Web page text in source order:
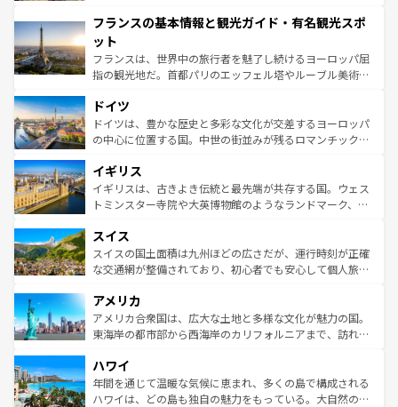
ませてくれるイタリアで、忘れられない旅をしてみよう！
なお、新着のイタリア情報は
しい。
文化が根付くこの国では、情熱的なフラメンコ、熱気あふ
れる闘牛、そして美味しいタパスが生活の一部となってい
る。首都マドリードの洗練された雰囲気や、バルセロナの
アートに溢れた街角から、地方では古代ローマ遺跡や中世
せる。地方によって風土や気候が異なるスペインはその個
性で訪れる人を魅了する。 なお、新着のスペイン情報は コ
ンテンツ一覧を参照してほしい。
フランスの基本情報と観光ガイド・有名観光スポ
ット
フランスは、世界中の旅行者を魅了し続けるヨーロッパ屈
指の観光地だ。首都パリのエッフェル塔やルーブル美術館
で、幅広い魅力が詰まっている。華麗な宮殿、歴史的な大
聖堂、美しいビーチ、そして豊かな自然が、訪れる者を心
から魅了する。また、フランスは美食の国としても知ら
いる。シャンパンの発祥地であるランス、プロヴァンスの
香り高いラベンダー畑など、多彩な楽しみ方が可能だ。さ
らに、パリ以外の地域にも魅力が溢れており、どの街角に
れる地方に足を運ぶとそれぞれで全く異なる文化を体験で
きるだろう。 なお、新着のフランス情報はコンテンツ一覧
を参照してほしい。
ドイツ
ドイツは、豊かな歴史と多彩な文化が交差するヨーロッパ
の中心に位置する国。中世の街並みが残るロマンチック街
顔を持つこの国は、どこを歩いても飽きることがない。ベ
ルリンの文化的活気、バイエルン州のアルプスの絶景、そ
してライン川沿いのワイン畑といった風景は必見。ビール
は、お酒好きな人にはぜひ体験してほしい。 なお、新着の
ドイツ情報はコンテンツ一覧を参照してほしい。
イギリス
イギリスは、古きよき伝統と最先端が共存する国。ウェス
トミンスター寺院や大英博物館のようなランドマーク、歴
リアごとに異なる魅力がある。また、優雅なアフタヌーン
ティー、ビール好きにはたまらない英国パブ、サッカー観
戦など、本場だからこそできる体験も豊富。イギリスを旅
ンツ一覧を参照してほしい。
スイス
スイスの国土面積は九州ほどの広さだが、運行時刻が正確
な交通網が整備されており、初心者でも安心して個人旅行
の建物がそのまま残る町や、スイスならではのユニークな
博物館もあり、アルプス観光だけでなく町歩きも満喫する
ことができる。国民の所得が高いため物価も高いが、旅行
ば市内交通費無料で観光を楽しむこともできる。 なお、新
着のスイス情報はコンテンツ一覧 を参照してほしい。
アメリカ
アメリカ合衆国は、広大な土地と多様な文化が魅力の国。
東海岸の都市部から西海岸のカリフォルニアまで、訪れる
のような巨大都市は、観光、ショッピング、エンターテイ
ンメントが詰まった刺激的なスポットだ。一方、アメリカ
西部には大自然が広がり、グランドキャニオンやイエロー
ハワイ
年間を通じて温暖な気候に恵まれ、多くの島で構成される
ハワイは、どの島も独自の魅力をもっている。大自然の神